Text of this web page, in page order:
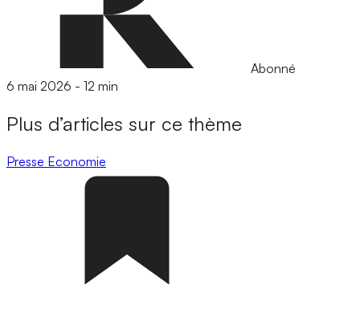
Abonné
6 mai 2026 - 12 min
Plus d’articles sur ce thème
Presse Economie